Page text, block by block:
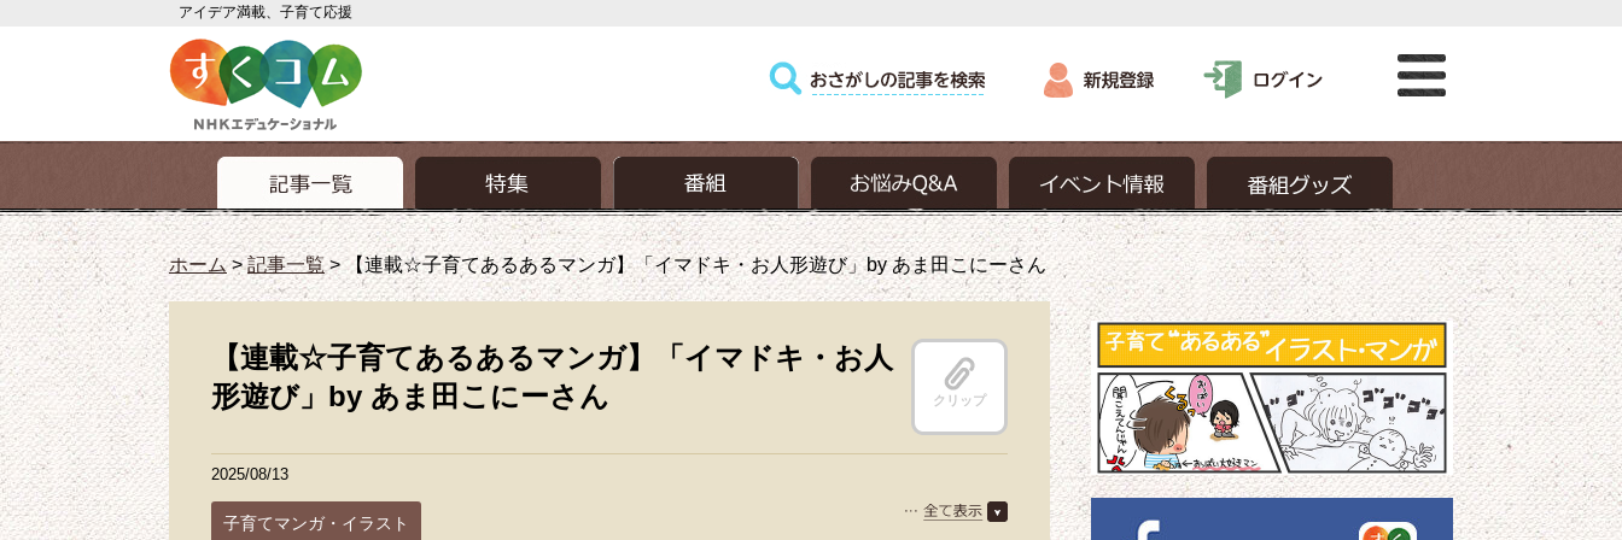
アイデア満載、子育て応援
ホーム>記事一覧>【連載☆子育てあるあるマンガ】「イマドキ・お人形遊び」by あま田こにーさん
【連載☆子育てあるあるマンガ】「イマドキ・お人
形遊び」by あま田こにーさん
クリップ
2025/08/13
子育てマンガ・イラスト